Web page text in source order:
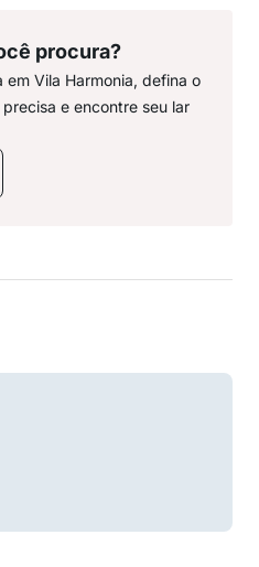
procura?
Vila Harmonia, defina o
e encontre seu lar